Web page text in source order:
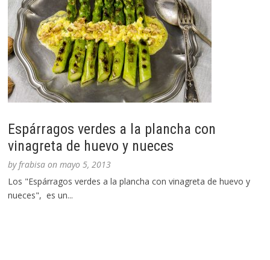
Espárragos verdes a la plancha con
vinagreta de huevo y nueces
byfrabisa onmayo 5, 2013
Los "Espárragos verdes a la plancha con vinagreta de huevo y
nueces", es un...